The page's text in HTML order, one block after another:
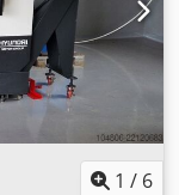
1 / 6